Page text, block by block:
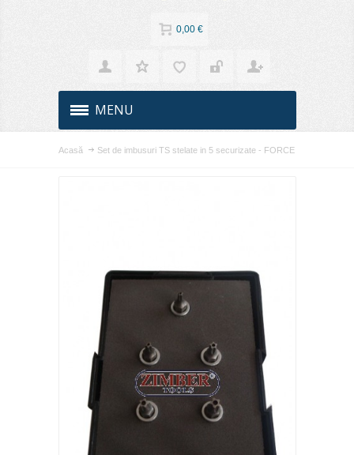
0,00 €
MENU
Acasă Set de imbusuri TS stelate in 5 securizate - FORCE